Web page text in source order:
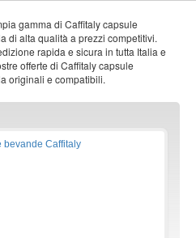
gamma di Caffitaly capsule
di alta qualità a prezzi competitivi.
rapida e sicura in tutta Italia e
offerte di Caffitaly capsule
originali e compatibili.